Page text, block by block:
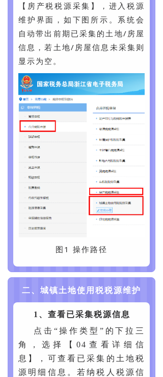
【房产税税源采集】，进入税源
维护界面，如下图所示。系统会
自动带出前期已采集的土地/房屋
信息，若土地/房屋信息未采集则
显示为空。
图1 操作路径
二、城镇土地使用税税源维护
1、查看已采集税源信息
点击“操作类型”的下拉三
角，选择【04查看详细信
息】，可查看已采集的土地税
源明细信息。若纳税人税源信